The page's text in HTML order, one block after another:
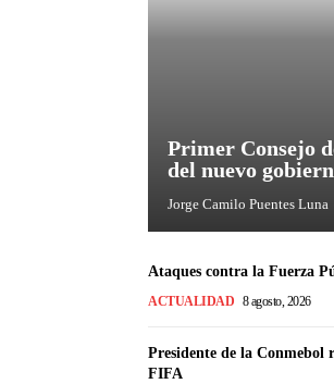
Primer Consejo
del nuevo
Jorge Camilo Puentes Luna
Ataques contra la Fuerza
ACTUALIDAD 8 agosto, 2026
Presidente de la Conmebol
FIFA